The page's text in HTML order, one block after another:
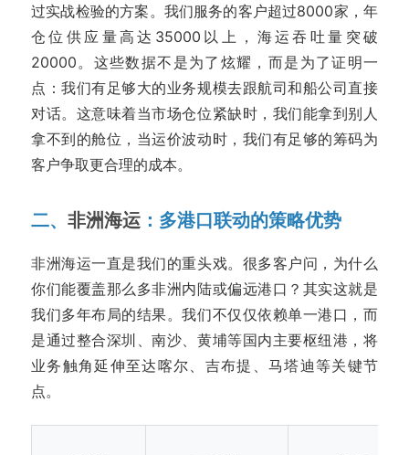
过实战检验的方案。我们服务的客户超过8000家，年
仓位供应量高达35000以上，海运吞吐量突破
20000。这些数据不是为了炫耀，而是为了证明一
点：我们有足够大的业务规模去跟航司和船公司直接
对话。这意味着当市场仓位紧缺时，我们能拿到别人
拿不到的舱位，当运价波动时，我们有足够的筹码为
客户争取更合理的成本。
二、 非洲海运 ：多港口联动的策略优势
非洲海运一直是我们的重头戏。很多客户问，为什么
你们能覆盖那么多非洲内陆或偏远港口？其实这就是
我们多年布局的结果。我们不仅仅依赖单一港口，而
是通过整合深圳、南沙、黄埔等国内主要枢纽港，将
业务触角延伸至达喀尔、吉布提、马塔迪等关键节
点。